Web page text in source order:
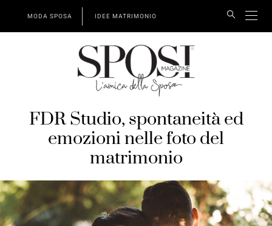
MODA SPOSA IDEE MATRIMONIO
FDR Studio, spontaneità ed
emozioni nelle foto del
matrimonio